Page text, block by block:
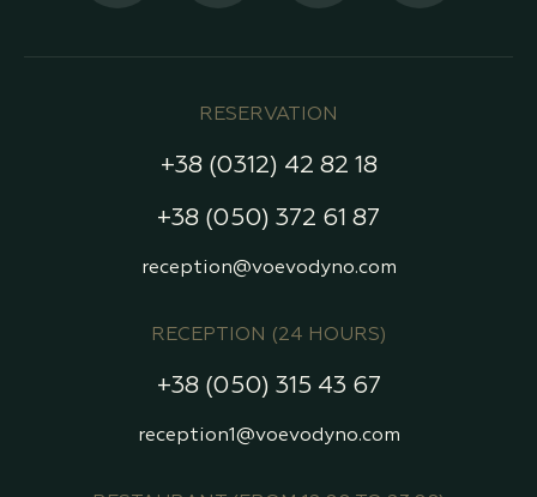
RESERVATION
+38 (0312) 42 82 18
+38 (050) 372 61 87
reception@voevodyno.com
RECEPTION (24 HOURS)
+38 (050) 315 43 67
reception1@voevodyno.com